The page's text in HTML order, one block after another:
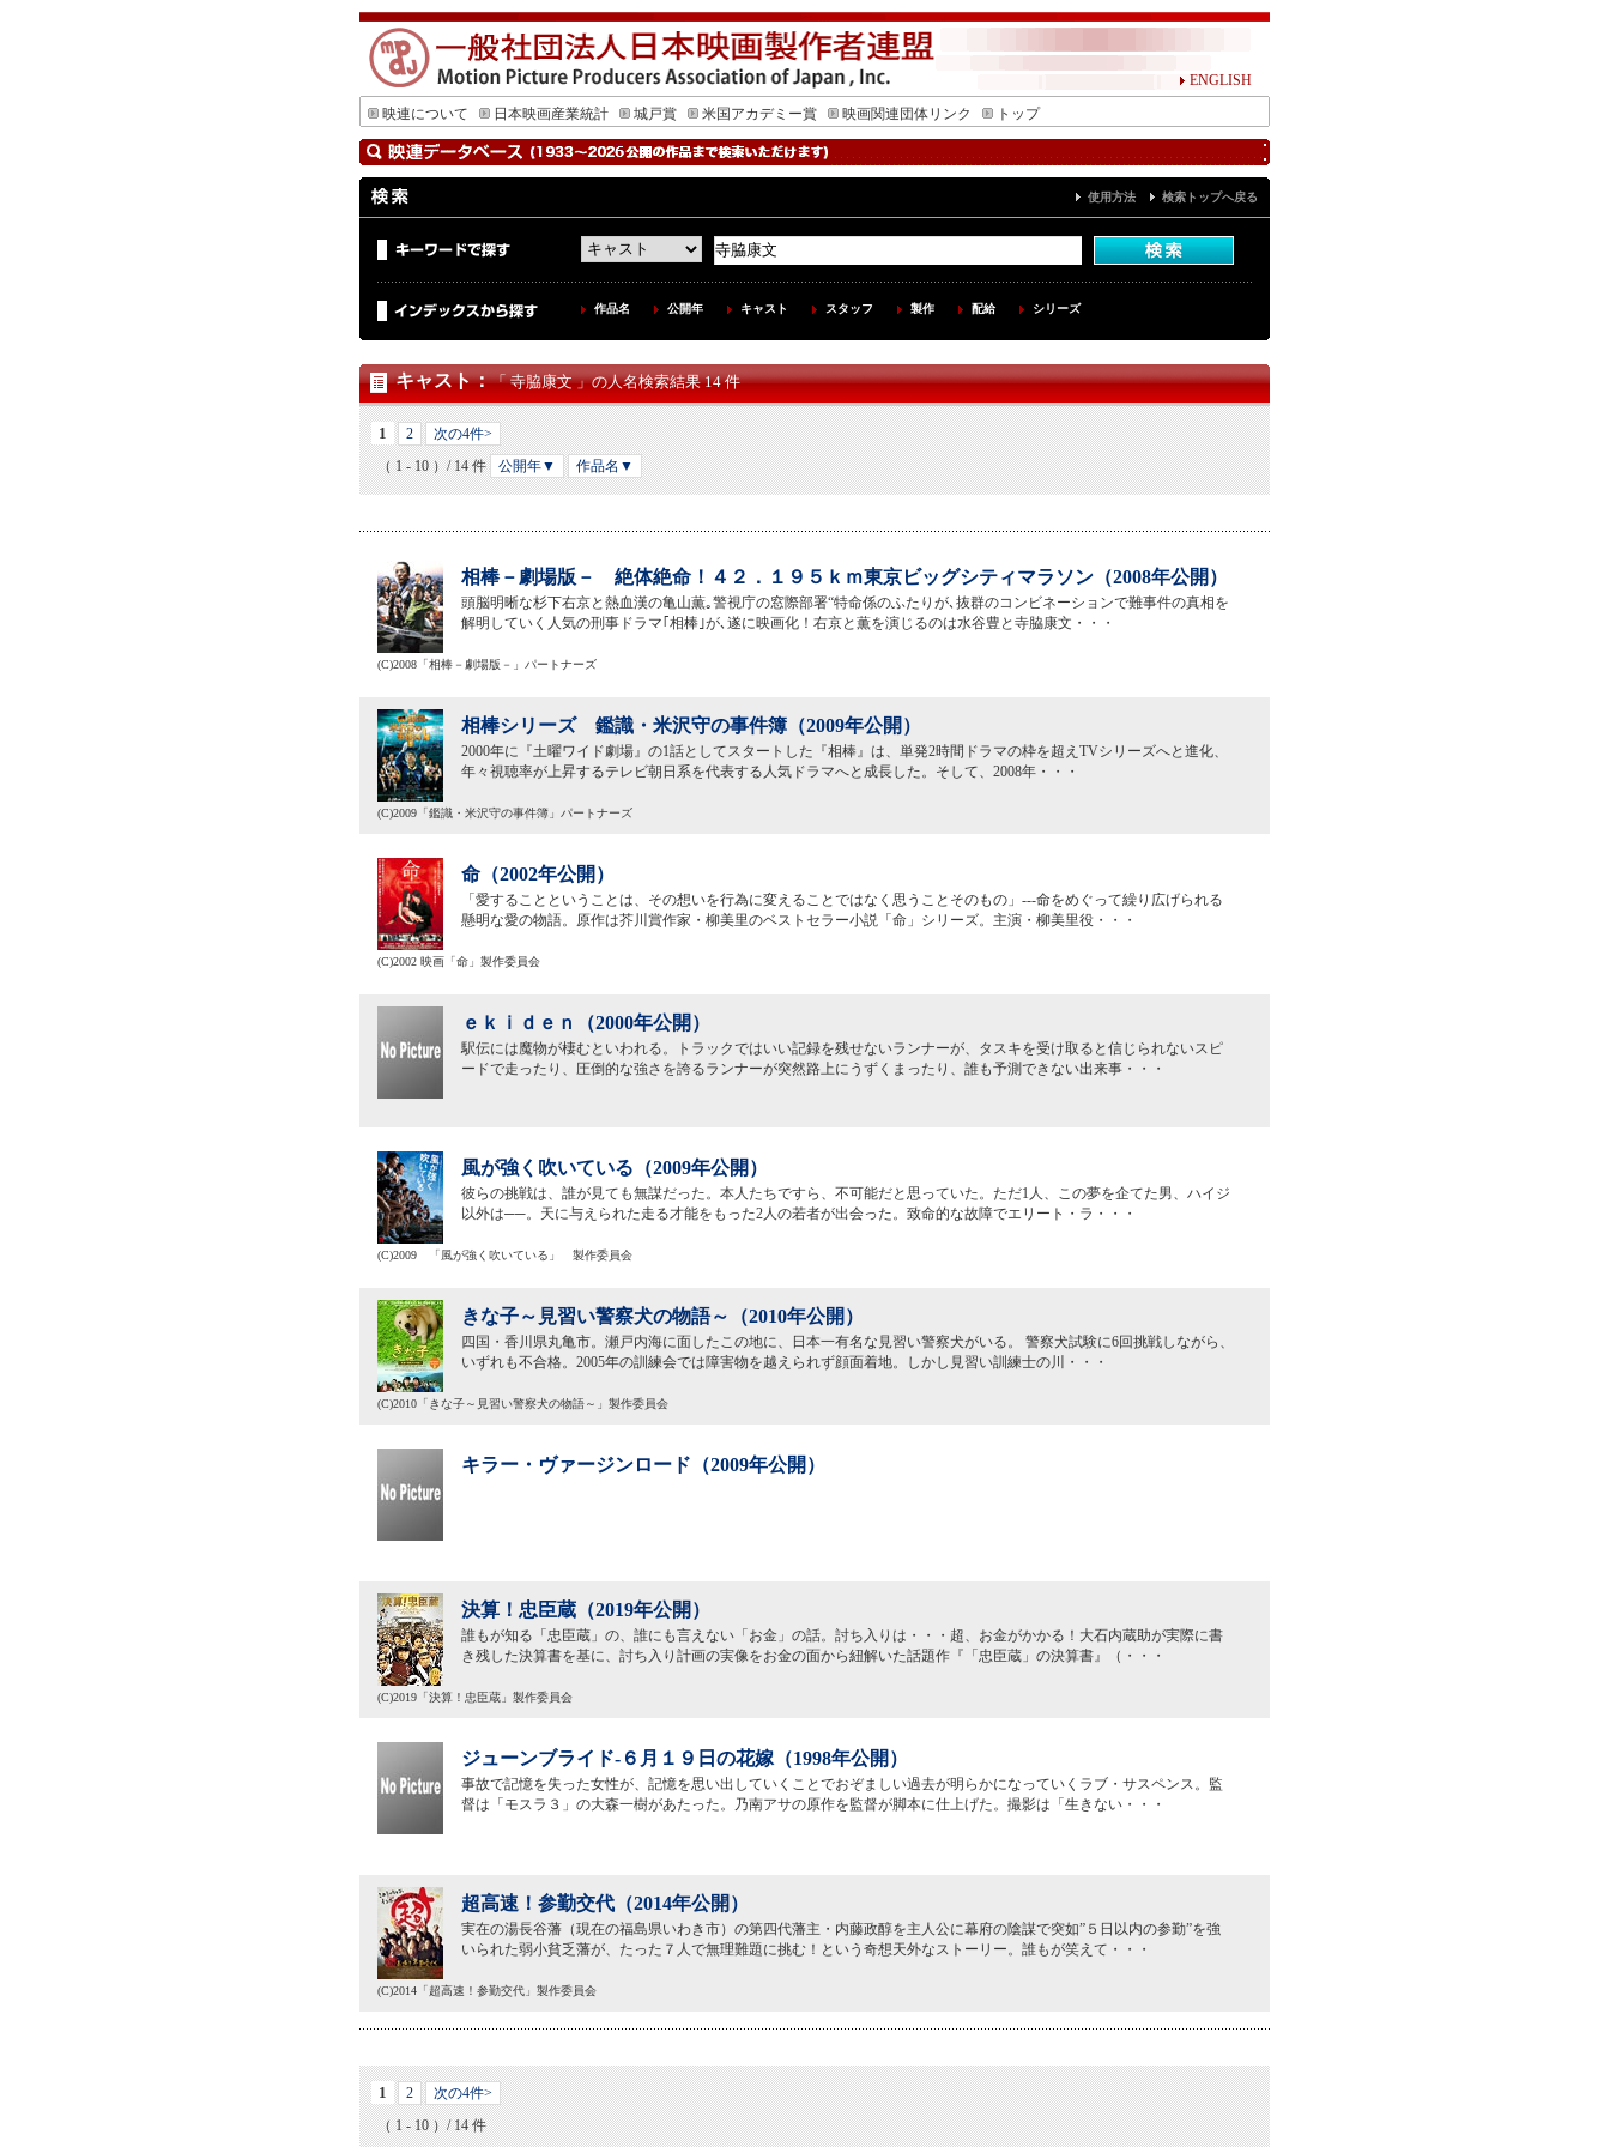
ENGLISH
映連について
日本映画産業統計 城戸賞 米国アカデミー賞 映画関連団体リンク トップ
使用方法 検索トップへ戻る
作品名 公開年 キャスト スタッフ 製作 配給 シリーズ
キャスト：「 寺脇康文 」の人名検索結果 14 件
1 2
次の4件>
（ 1 - 10 ）/ 14 件
公開年▼ 作品名▼
相棒－劇場版－ 絶体絶命！４２．１９５ｋｍ東京ビッグシティマラソン（2008年公開）
頭脳明晰な杉下右京と熱血漢の亀山薫｡警視庁の窓際部署“特命係のふたりが､抜群のコンビネーションで難事件の真相を
解明していく人気の刑事ドラマ｢相棒｣が､遂に映画化！右京と薫を演じるのは水谷豊と寺脇康文・・・
(C)2008「相棒－劇場版－」パートナーズ
相棒シリーズ 鑑識・米沢守の事件簿（2009年公開）
2000年に『土曜ワイド劇場』の1話としてスタートした『相棒』は、単発2時間ドラマの枠を超えTVシリーズへと進化、
年々視聴率が上昇するテレビ朝日系を代表する人気ドラマへと成長した。そして、2008年・・・
(C)2009「鑑識・米沢守の事件簿」パートナーズ
命（2002年公開）
「愛することということは、その想いを行為に変えることではなく思うことそのもの」---命をめぐって繰り広げられる
懸明な愛の物語。原作は芥川賞作家・柳美里のベストセラー小説「命」シリーズ。主演・柳美里役・・・
(C)2002 映画「命」製作委員会
ｅｋｉｄｅｎ（2000年公開）
駅伝には魔物が棲むといわれる。トラックではいい記録を残せないランナーが、タスキを受け取ると信じられないスピ
ードで走ったり、圧倒的な強さを誇るランナーが突然路上にうずくまったり、誰も予測できない出来事・・・
風が強く吹いている（2009年公開）
彼らの挑戦は、誰が見ても無謀だった。本人たちですら、不可能だと思っていた。ただ1人、この夢を企てた男、ハイジ
以外は──。天に与えられた走る才能をもった2人の若者が出会った。致命的な故障でエリート・ラ・・・
(C)2009 「風が強く吹いている」 製作委員会
きな子～見習い警察犬の物語～（2010年公開）
四国・香川県丸亀市。瀬戸内海に面したこの地に、日本一有名な見習い警察犬がいる。 警察犬試験に6回挑戦しながら、
いずれも不合格。2005年の訓練会では障害物を越えられず顔面着地。しかし見習い訓練士の川・・・
(C)2010「きな子～見習い警察犬の物語～」製作委員会
キラー・ヴァージンロード（2009年公開）
決算！忠臣蔵（2019年公開）
誰もが知る「忠臣蔵」の、誰にも言えない「お金」の話。討ち入りは・・・超、お金がかかる！大石内蔵助が実際に書
き残した決算書を基に、討ち入り計画の実像をお金の面から紐解いた話題作『「忠臣蔵」の決算書』（・・・
(C)2019「決算！忠臣蔵」製作委員会
ジューンブライド-６月１９日の花嫁（1998年公開）
事故で記憶を失った女性が、記憶を思い出していくことでおぞましい過去が明らかになっていくラブ・サスペンス。監
督は「モスラ３」の大森一樹があたった。乃南アサの原作を監督が脚本に仕上げた。撮影は「生きない・・・
超高速！参勤交代（2014年公開）
実在の湯長谷藩（現在の福島県いわき市）の第四代藩主・内藤政醇を主人公に幕府の陰謀で突如”５日以内の参勤”を強
いられた弱小貧乏藩が、たった７人で無理難題に挑む！という奇想天外なストーリー。誰もが笑えて・・・
(C)2014「超高速！参勤交代」製作委員会
1 2
次の4件>
（ 1 - 10 ）/ 14 件